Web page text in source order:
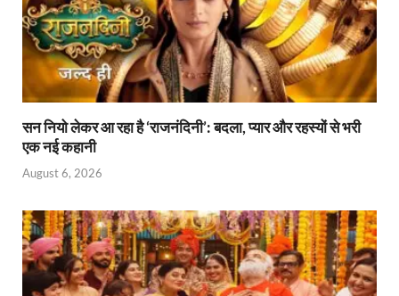
सन नियो लेकर आ रहा है ‘राजनंदिनी’: बदला, प्यार और रहस्यों से भरी
एक नई कहानी
August 6, 2026